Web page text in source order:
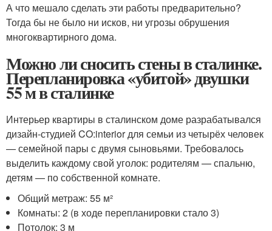
А что мешало сделать эти работы предварительно?
Тогда бы не было ни исков, ни угрозы обрушения
многоквартирного дома.
Можно ли сносить стены в сталинке.
Перепланировка «убитой» двушки
55 м в сталинке
Интерьер квартиры в сталинском доме разрабатывался
дизайн-студией CO:interior для семьи из четырёх человек
— семейной пары с двумя сыновьями. Требовалось
выделить каждому свой уголок: родителям — спальню,
детям — по собственной комнате.
Общий метраж: 55 м²
Комнаты: 2 (в ходе перепланировки стало 3)
Потолок: 3 м